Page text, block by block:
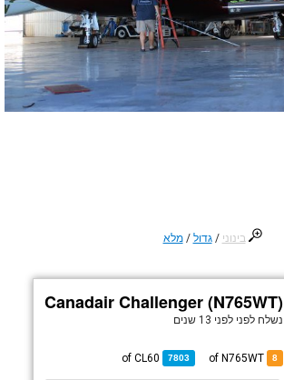
בינוני /גדול /מלא
Canadair Challenger (N765WT)
נשלח לפני לפני 13 שנים
8
7803
CL60